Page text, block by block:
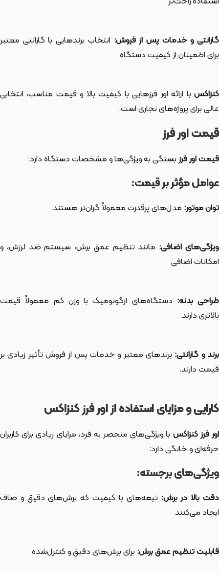
گارانتی و خدمات پس از فروش: انتخاب برندهایی با گارانتی معتبر
برای اطمینان از کیفیت دستگاه
کنزاکس با ارائه اور فرزهایی با کیفیت بالا و قیمت مناسب، انتخابی
عالی برای پروژه‌های نجاری است.
قیمت اور فرز
قیمت اور فرزبستگی به ویژگی‌ها و مشخصات دستگاه دارد:
عوامل مؤثر بر قیمت:
توان موتور: مدل‌های پرقدرت معمولاً گران‌تر هستند.
ویژگی‌های اضافی: مانند تنظیم عمق برش، سیستم ضد لرزش، و
امکانات اضافی
طراحی بدنه: دستگاه‌های ارگونومیک با وزن کم معمولاً قیمت
بالاتری دارند.
برند و گارانتی: برندهای معتبر و خدمات پس از فروش تأثیر زیادی بر
قیمت دارند.
کارایی و مزایای استفاده از اور فرز کنزاکس
اور فرز کنزاکس با ویژگی‌های منحصر به فرد، مزایای زیادی برای کاربران
حرفه‌ای و خانگی دارد:
ویژگی‌های برجسته:
دقت بالا در برش: تیغه‌های با کیفیت که برش‌های دقیق و صاف
ایجاد می‌کنند
قابلیت تنظیم عمق برش: برای برش‌های دقیق و کنترل‌شده